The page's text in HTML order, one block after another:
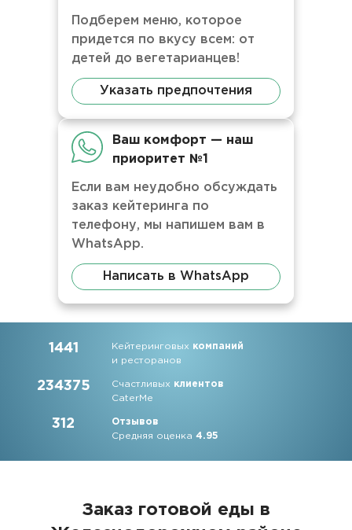
Подберем меню, которое
придется по вкусу всем: от
детей до вегетарианцев!
Указать предпочтения
Ваш комфорт — наш
приоритет №1
Если вам неудобно обсуждать
заказ кейтеринга по
телефону, мы напишем вам в
WhatsApp.
Написать в WhatsApp
1441 Кейтеринговых компаний
и ресторанов
234375 Счастливых клиентов
CaterMe
312
Отзывов
Средняя оценка4.95
Заказ готовой еды в